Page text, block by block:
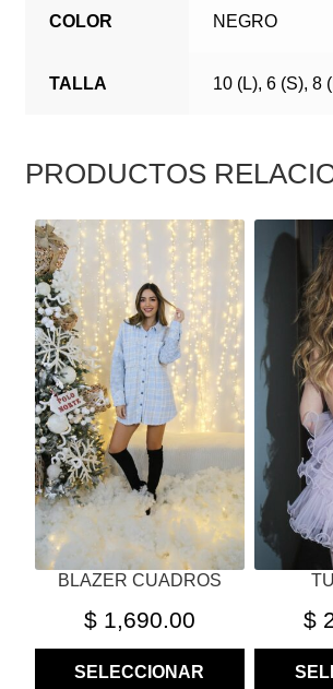
COLOR NEGRO
TALLA 10 (L), 6 (S), 8
PRODUCTOS
BLAZER CUADROS
$1,690.00
SELECCIONAR
ESTE
PRODUCTO
TIENE
MÚLTIPLES
VARIANTES.
LAS
OPCIONES
SE
PUEDEN
ELEGIR
EN
LA
PÁGINA
PRODUCTO
$
ESTE
TIENE
LAS
PUEDEN
ELEGIR
EN
LA
PÁGINA